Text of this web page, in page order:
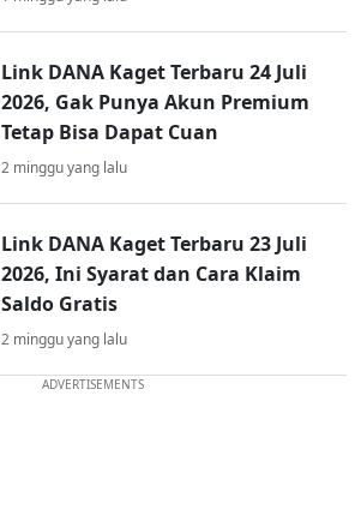
Link DANA Kaget Terbaru 24 Juli
2026, Gak Punya Akun Premium
Tetap Bisa Dapat Cuan
2 minggu yang lalu
Link DANA Kaget Terbaru 23 Juli
2026, Ini Syarat dan Cara Klaim
Saldo Gratis
2 minggu yang lalu
ADVERTISEMENTS